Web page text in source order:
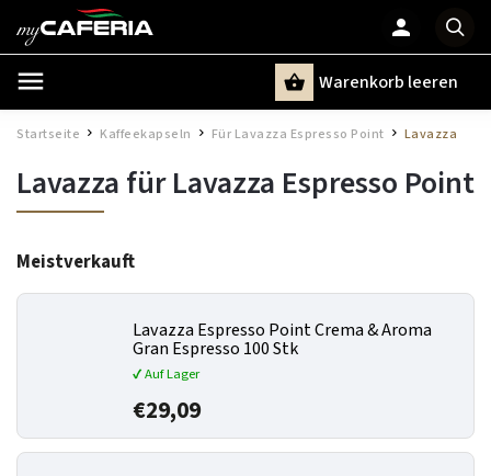
Warenkorb leeren
Startseite / Kaffeekapseln Für Lavazza Espresso Point Lavazza
Lavazza für Lavazza Espresso Point
Meistverkauft
Lavazza Espresso Point Crema & Aroma
Gran Espresso 100 Stk
✔ Auf Lager
€29,09